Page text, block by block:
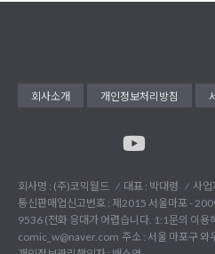
회사소개 개인정보처리방침
회사명 : (주)코믹월드 대표 : 박대령
사
통신판매업신고번호 : 제2015 서울마포 -
9536 (전화 응대가 어렵습니다. 1:1문의 이용
comic_w@naver.com 주소 : 서울 마포구